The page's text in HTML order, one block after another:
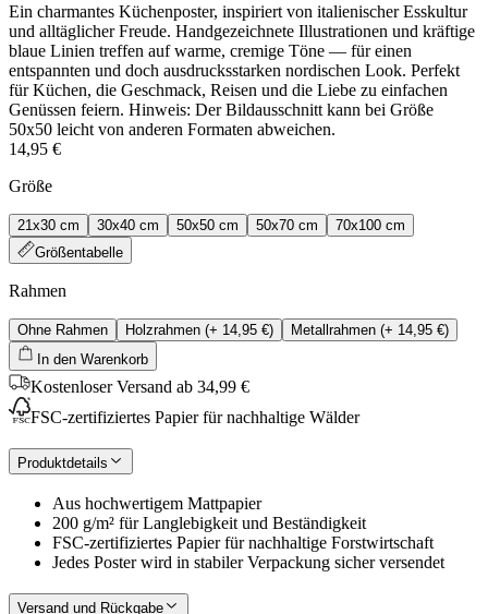
Ein charmantes Küchenposter, inspiriert von italienischer Esskultur
und alltäglicher Freude. Handgezeichnete Illustrationen und kräftige
blaue Linien treffen auf warme, cremige Töne — für einen
entspannten und doch ausdrucksstarken nordischen Look. Perfekt
für Küchen, die Geschmack, Reisen und die Liebe zu einfachen
Genüssen feiern. Hinweis: Der Bildausschnitt kann bei Größe
50x50 leicht von anderen Formaten abweichen.
14,95 €
Größe
21x30 cm 30x40 cm 50x50 cm 50x70 cm
70x100 cm
Größentabelle
Rahmen
Ohne Rahmen Holzrahmen (+ 14,95 €) Metallrahmen (+ 14,95 €)
In den Warenkorb
Kostenloser Versand ab 34,99 €
FSC-zertifiziertes Papier für nachhaltige Wälder
Produktdetails
Aus hochwertigem Mattpapier
200 g/m² für Langlebigkeit und Beständigkeit
FSC-zertifiziertes Papier für nachhaltige Forstwirtschaft
Jedes Poster wird in stabiler Verpackung sicher versendet
Versand und Rückgabe